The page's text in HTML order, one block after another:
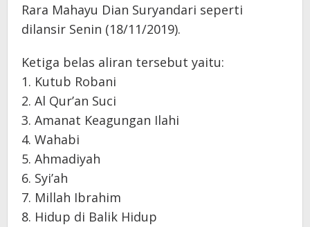
Rara Mahayu Dian Suryandari seperti
dilansir Senin (18/11/2019).
Ketiga belas aliran tersebut yaitu:
1. Kutub Robani
2. Al Qur’an Suci
3. Amanat Keagungan Ilahi
4. Wahabi
5. Ahmadiyah
6. Syi’ah
7. Millah Ibrahim
8. Hidup di Balik Hidup